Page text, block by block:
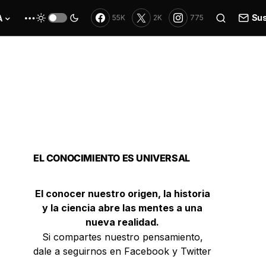
55K 2K 775
EL CONOCIMIENTO ES UNIVERSAL
El conocer nuestro origen, la historia
y la ciencia abre las mentes a una
nueva realidad.
Si compartes nuestro pensamiento,
dale a seguirnos en Facebook y Twitter